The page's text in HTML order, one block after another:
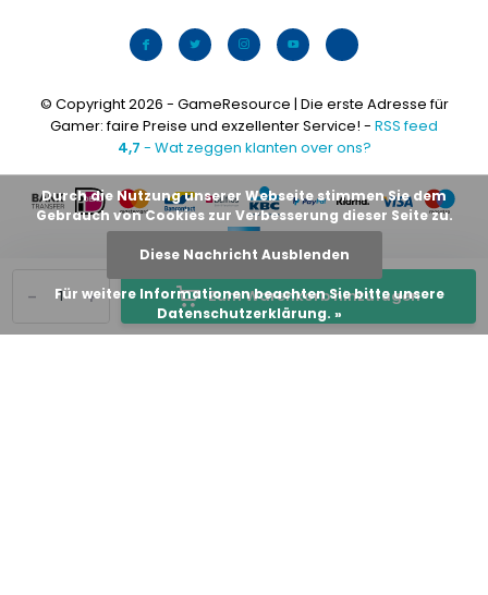
+
- Zum Warenkorb hinzufügen
© Copyright 2026 - GameResource | Die erste Adresse für
Gamer: faire Preise und exzellenter Service! - RSS feed
4,7 - Wat zeggen klanten over ons?
Durch die Nutzung unserer Webseite stimmen Sie dem
Gebrauch von Cookies zur Verbesserung dieser Seite zu.
Diese Nachricht Ausblenden
Für weitere Informationen beachten Sie bitte unsere
Datenschutzerklärung. »